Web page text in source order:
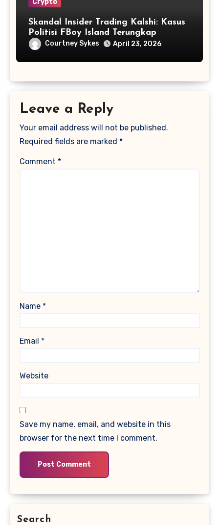
Skandal Insider Trading Kalshi: Kasus
Politisi FBoy Island Terungkap
Courtney Sykes April 23, 2026
Leave a Reply
Your email address will not be published.
Required fields are marked *
Comment *
Name *
Email *
Website
Save my name, email, and website in this
browser for the next time I comment.
Search